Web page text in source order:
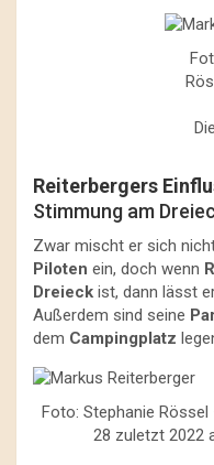
Reiterbergers
Stimmung am
Zwar mischt er sich
Piloten ein, doch wenn
Dreieck ist, dann lässt
Außerdem sind seine
dem Campingplatz
Foto: Stephanie
28 zuletzt 2022